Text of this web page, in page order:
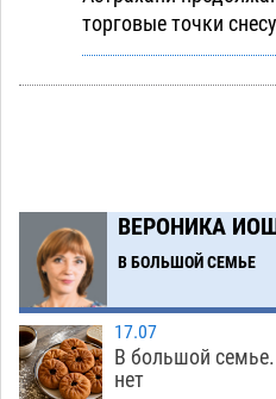
торговые точки
на новой
в музее Пушкина в
13:50
Мэрия Астрахани
зеленые зоны на
13:13
Скончался второй
ВЕРОНИКА
В БОЛЬШОЙ СЕМЬЕ
17.07
В большой
нет